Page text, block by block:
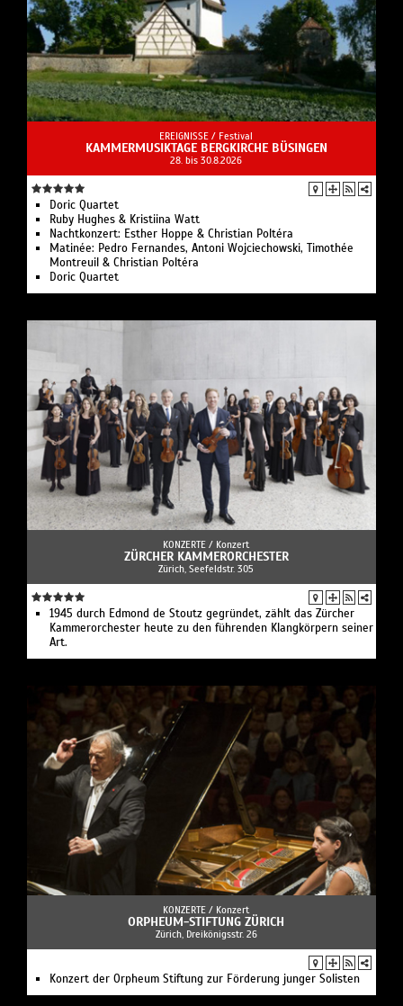
EREIGNISSE / Festival
KAMMERMUSIKTAGE BERGKIRCHE BÜSINGEN
28. bis 30.8.2026
Doric Quartet
Ruby Hughes & Kristiina Watt
Nachtkonzert: Esther Hoppe & Christian Poltéra
Matinée: Pedro Fernandes, Antoni Wojciechowski, Timothée
Montreuil & Christian Poltéra
Doric Quartet
KONZERTE / Konzert
ZÜRCHER KAMMERORCHESTER
Zürich, Seefeldstr. 305
1945 durch Edmond de Stoutz gegründet, zählt das Zürcher
Kammerorchester heute zu den führenden Klangkörpern seiner
Art.
KONZERTE / Konzert
ORPHEUM-STIFTUNG ZÜRICH
Zürich, Dreikönigsstr. 26
Konzert der Orpheum Stiftung zur Förderung junger Solisten